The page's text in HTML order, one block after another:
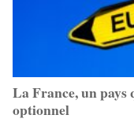
La France, un
optionnel